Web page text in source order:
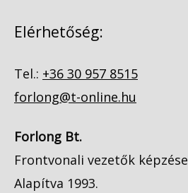
Elérhetőség:
Tel.: +36 30 957 8515
forlong@t-online.hu
Forlong Bt.
Frontvonali vezetők képzése
Alapítva 1993.